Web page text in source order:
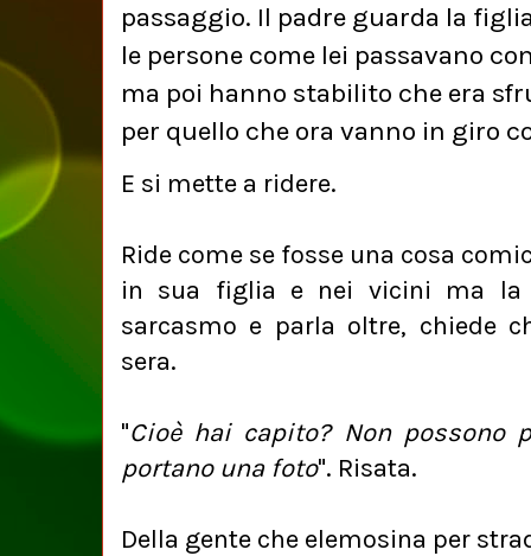
passaggio. Il padre guarda la
le persone come lei passavano
ma poi hanno stabilito che era
per quello che ora vanno in giro
E si mette a ridere.
Ride come se fosse una cosa
in sua figlia e nei vicini ma la
sarcasmo e parla oltre, chiede
sera.
"Cioè hai capito? Non possono
portano una foto". Risata.
Della gente che elemosina per